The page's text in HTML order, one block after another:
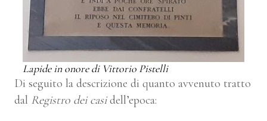
Lapide in onore di Vittorio Pistelli
Di seguito la descrizione di quanto avvenuto tratto
dal Registro dei casidell’epoca: